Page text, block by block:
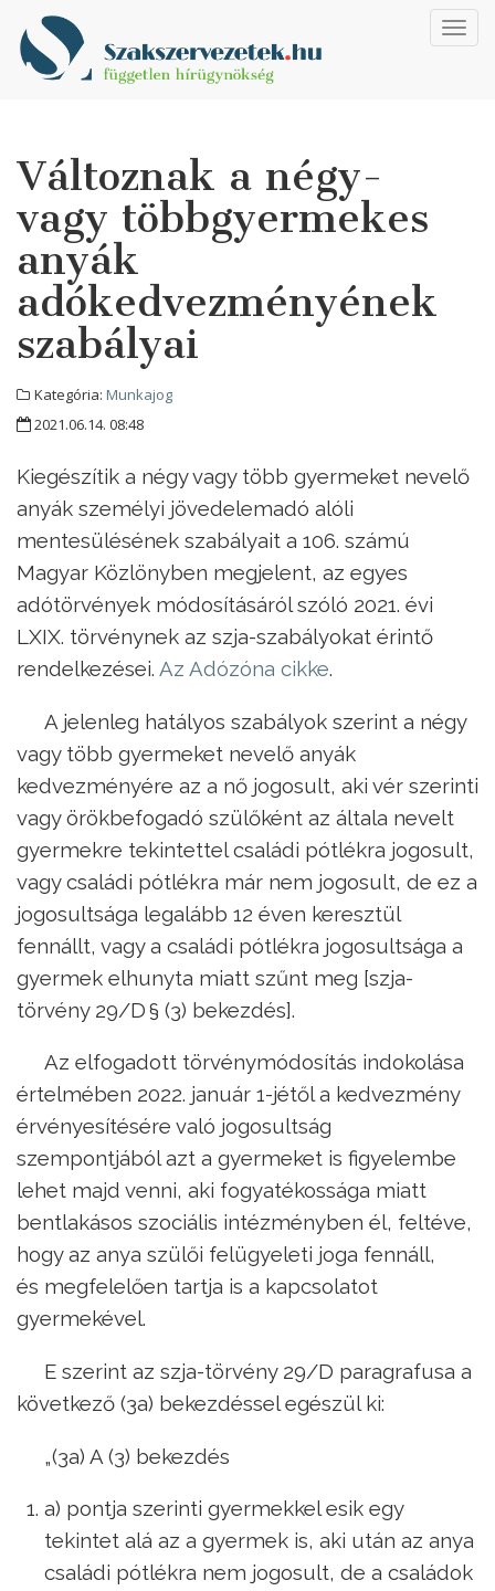
Változnak a négy-
vagy többgyermekes
anyák
adókedvezményének
szabályai
Kategória: Munkajog
2021.06.14. 08:48
Kiegészítik a négy vagy több gyermeket nevelő
anyák személyi jövedelemadó alóli
mentesülésének szabályait a 106. számú
Magyar Közlönyben megjelent, az egyes
adótörvények módosításáról szóló 2021. évi
LXIX. törvénynek az szja-szabályokat érintő
rendelkezései. Az Adózóna cikke.
A jelenleg hatályos szabályok szerint a négy
vagy több gyermeket nevelő anyák
kedvezményére az a nő jogosult, aki vér szerinti
vagy örökbefogadó szülőként az általa nevelt
gyermekre tekintettel családi pótlékra jogosult,
vagy családi pótlékra már nem jogosult, de ez a
jogosultsága legalább 12 éven keresztül
fennállt, vagy a családi pótlékra jogosultsága a
gyermek elhunyta miatt szűnt meg [szja-
törvény 29/D § (3) bekezdés].
Az elfogadott törvénymódosítás indokolása
értelmében 2022. január 1-jétől a kedvezmény
érvényesítésére való jogosultság
szempontjából azt a gyermeket is figyelembe
lehet majd venni, aki fogyatékossága miatt
bentlakásos szociális intézményben él, feltéve,
hogy az anya szülői felügyeleti joga fennáll,
és megfelelően tartja is a kapcsolatot
gyermekével.
E szerint az szja-törvény 29/D paragrafusa a
következő (3a) bekezdéssel egészül ki:
„(3a) A (3) bekezdés
a) pontja szerinti gyermekkel esik egy
tekintet alá az a gyermek is, aki után az anya
családi pótlékra nem jogosult, de a családok